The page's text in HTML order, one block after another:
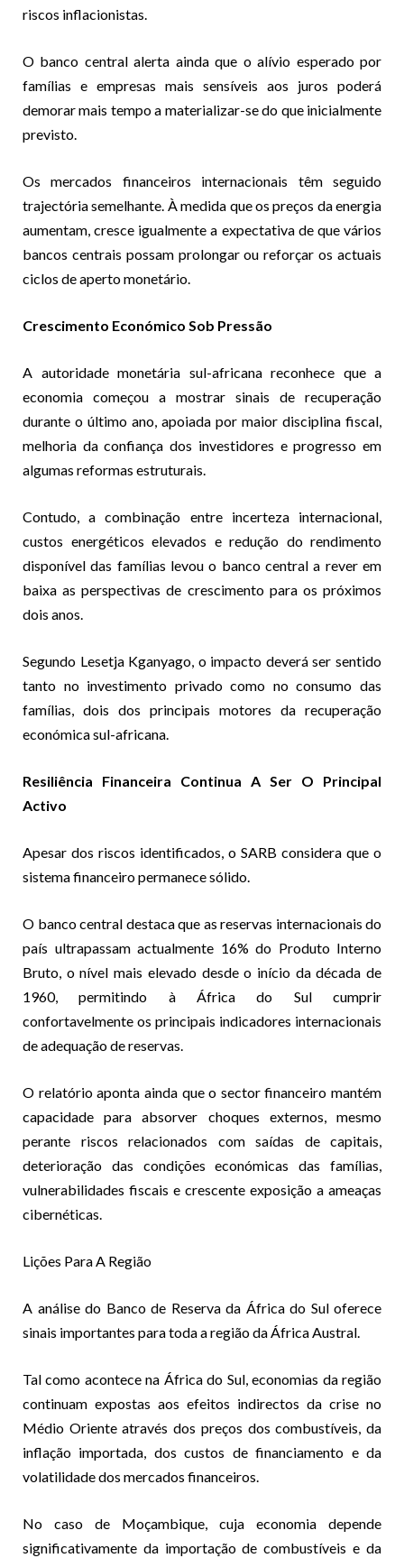
riscos inflacionistas.
O banco central alerta ainda que o alívio esperado por
famílias e empresas mais sensíveis aos juros poderá
demorar mais tempo a materializar-se do que inicialmente
previsto.
Os mercados financeiros internacionais têm seguido
trajectória semelhante. À medida que os preços da energia
aumentam, cresce igualmente a expectativa de que vários
bancos centrais possam prolongar ou reforçar os actuais
ciclos de aperto monetário.
Crescimento Económico Sob Pressão
A autoridade monetária sul-africana reconhece que a
economia começou a mostrar sinais de recuperação
durante o último ano, apoiada por maior disciplina fiscal,
melhoria da confiança dos investidores e progresso em
algumas reformas estruturais.
Contudo, a combinação entre incerteza internacional,
custos energéticos elevados e redução do rendimento
disponível das famílias levou o banco central a rever em
baixa as perspectivas de crescimento para os próximos
dois anos.
Segundo Lesetja Kganyago, o impacto deverá ser sentido
tanto no investimento privado como no consumo das
famílias, dois dos principais motores da recuperação
económica sul-africana.
Resiliência Financeira Continua A Ser O Principal
Activo
Apesar dos riscos identificados, o SARB considera que o
sistema financeiro permanece sólido.
O banco central destaca que as reservas internacionais do
país ultrapassam actualmente 16% do Produto Interno
Bruto, o nível mais elevado desde o início da década de
1960, permitindo à África do Sul cumprir
confortavelmente os principais indicadores internacionais
de adequação de reservas.
O relatório aponta ainda que o sector financeiro mantém
capacidade para absorver choques externos, mesmo
perante riscos relacionados com saídas de capitais,
deterioração das condições económicas das famílias,
vulnerabilidades fiscais e crescente exposição a ameaças
cibernéticas.
Lições Para A Região
A análise do Banco de Reserva da África do Sul oferece
sinais importantes para toda a região da África Austral.
Tal como acontece na África do Sul, economias da região
continuam expostas aos efeitos indirectos da crise no
Médio Oriente através dos preços dos combustíveis, da
inflação importada, dos custos de financiamento e da
volatilidade dos mercados financeiros.
No caso de Moçambique, cuja economia depende
significativamente da importação de combustíveis e da